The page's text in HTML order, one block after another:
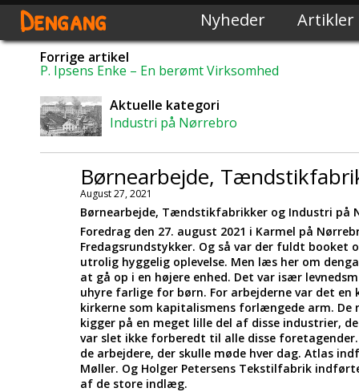
Dengang Nyheder Artikler
Forrige artikel
P. Ipsens Enke – En berømt Virksomhed
Aktuelle kategori
Industri på Nørrebro
Børnearbejde,
August 27, 2021
Børnearbejde, Tændstikfabrikker og Industri på
Foredrag den 27. august 2021 i Karmel på
Fredagsrundstykker. Og så var der fuldt booket
utrolig hyggelig oplevelse. Men læs her om
at gå op i en højere enhed. Det var især
uhyre farlige for børn. For arbejderne var det
kirkerne som kapitalismens forlængede arm.
kigger på en meget lille del af disse industrier,
var slet ikke forberedt til alle disse
de arbejdere, der skulle møde hver dag. Atlas
Møller. Og Holger Petersens Tekstilfabrik
af de store indlæg.